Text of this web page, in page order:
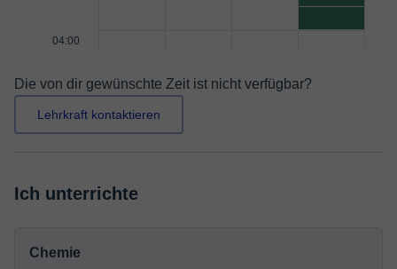
04:00
Die von dir gewünschte Zeit ist nicht verfügbar?
Lehrkraft kontaktieren
Ich unterrichte
Chemie